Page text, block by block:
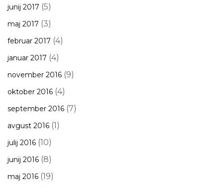
junij 2017 (5)
maj 2017 (3)
februar 2017 (4)
januar 2017 (4)
november 2016 (9)
oktober 2016 (4)
september 2016 (7)
avgust 2016 (1)
julij 2016 (10)
junij 2016 (8)
maj 2016 (19)